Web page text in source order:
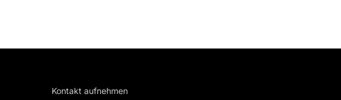
Kontakt aufnehmen